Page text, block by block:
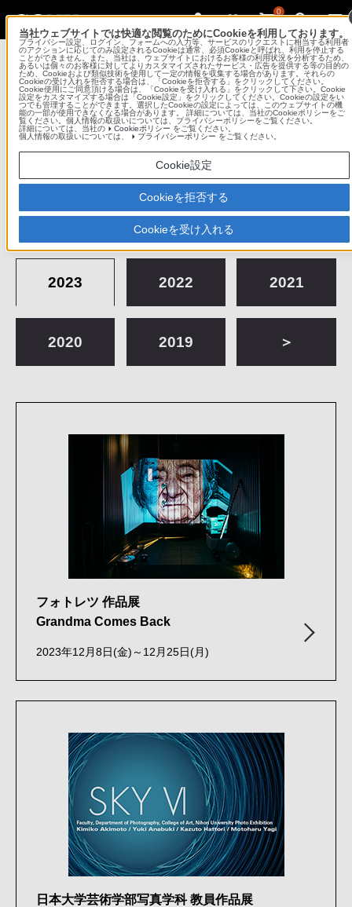
0
Sony Imaging Gallery
ソニーイメージングギャラリー 銀座
コンテンツメニュー
これまでの作品展
2025
2023 2022 2021
2020 2019 ＞
フォトレツ 作品展
Grandma Comes Back
2023年12月8日(金)～12月25日(月)
日本大学芸術学部写真学科 教員作品展
当社ウェブサイトでは快適な閲覧のためにCookieを利用しております。
プライバシー設定、ログイン、フォームへの入力等、サービスのリクエストに相当する利用者
のアクションに応じてのみ設定されるCookieは通常、必須Cookieと呼ばれ、利用を停止する
ことができません。また、当社は、ウェブサイトにおけるお客様の利用状況を分析するため、
あるいは個々のお客様に対してよりカスタマイズされたサービス・広告を提供する等の目的の
ため、Cookieおよび類似技術を使用して一定の情報を収集する場合があります。それらの
Cookieの受け入れを拒否する場合は、「Cookieを拒否する」をクリックしてください。
Cookie使用にご同意頂ける場合は、「Cookieを受け入れる」をクリックして下さい。Cookie
設定をカスタマイズする場合は「Cookie設定」をクリックしてください。Cookieの設定をい
つでも管理することができます。選択したCookieの設定によっては、このウェブサイトの機
能の一部が使用できなくなる場合があります。 詳細については、当社のCookieポリシーをご
覧ください。個人情報の取扱いについては、プライバシーポリシーをご覧ください。
詳細については、当社の
Cookieポリシー をご覧ください。
個人情報の取扱いについては、
プライバシーポリシー をご覧ください。
Cookie設定
Cookieを拒否する
Cookieを受け入れる